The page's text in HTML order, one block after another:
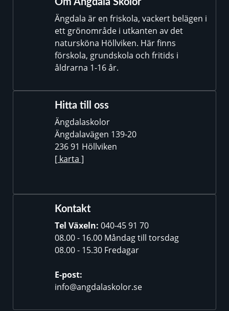
Om Ängdala Skolor
Ängdala är en friskola, vackert belägen i
ett grönområde i utkanten av det
natursköna Höllviken. Här finns
förskola, grundskola och fritids i
åldrarna 1-16 år.
Hitta till oss
Ängdalaskolor
Ängdalavägen 139-20
236 91 Höllviken
[ karta ]
Kontakt
Tel Växeln: 040-45 91 70
08.00 - 16.00 Måndag till torsdag
08.00 - 15.30 Fredagar
E-post:
info@angdalaskolor.se